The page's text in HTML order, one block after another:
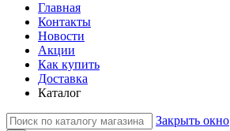
Главная
Контакты
Новости
Акции
Как купить
Доставка
Каталог
Закрыть окно